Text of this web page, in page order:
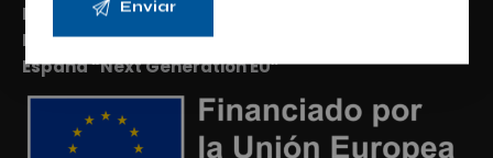
Financiado por el Programa KIT Digital. Plan de
Recuperación, Transformación y Resiliencia de
España “Next Generation EU”